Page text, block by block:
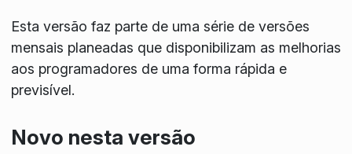
Esta versão faz parte de uma série de versões
mensais planeadas que disponibilizam as melhorias
aos programadores de uma forma rápida e
previsível.
Novo nesta versão